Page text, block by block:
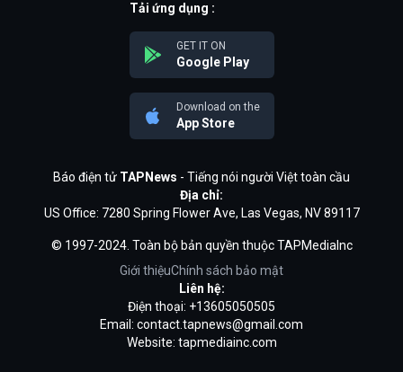
Tải ứng dụng :
GET IT ON
Google Play
Download on the
App Store
Báo điện tử TAPNews - Tiếng nói người Việt toàn cầu
Địa chỉ:
US Office: 7280 Spring Flower Ave, Las Vegas, NV 89117
© 1997-2024. Toàn bộ bản quyền thuộc TAPMediaInc
Giới thiệuChính sách bảo mật
Liên hệ:
Điện thoại: +13605050505
Email: contact.tapnews@gmail.com
Website: tapmediainc.com